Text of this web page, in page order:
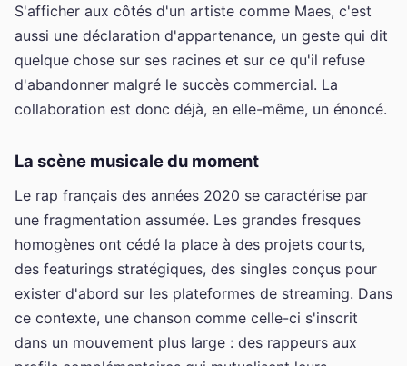
S'afficher aux côtés d'un artiste comme Maes, c'est
aussi une déclaration d'appartenance, un geste qui dit
quelque chose sur ses racines et sur ce qu'il refuse
d'abandonner malgré le succès commercial. La
collaboration est donc déjà, en elle-même, un énoncé.
La scène musicale du moment
Le rap français des années 2020 se caractérise par
une fragmentation assumée. Les grandes fresques
homogènes ont cédé la place à des projets courts,
des featurings stratégiques, des singles conçus pour
exister d'abord sur les plateformes de streaming. Dans
ce contexte, une chanson comme celle-ci s'inscrit
dans un mouvement plus large : des rappeurs aux